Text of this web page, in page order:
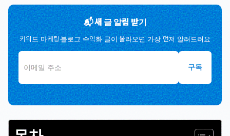
📬 새 글 알림 받기
키워드 마케팅·블로그 수익화 글이 올라오면 가장 먼저 알려드려요
구독